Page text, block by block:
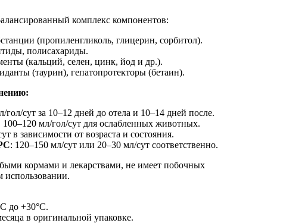
комплекс компонентов:
(пропиленгликоль, глицерин, сорбитол).
полисахариды.
(кальций, селен, цинк, йод и др.).
(таурин), гепатопротекторы (бетаин).
гол/сут за 10–12 дней до отела и 10–14 дней после.
100–120 мл/гол/сут для ослабленных животных.
в зависимости от возраста и состояния.
: 120–150 мл/сут или 20–30 мл/сут соответственно.
кормами и лекарствами, не имеет побочных
использовании.
до +30°C.
в оригинальной упаковке.